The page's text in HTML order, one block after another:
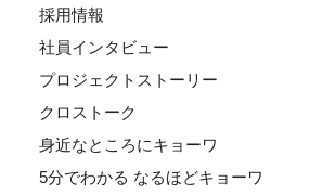
採用情報
社員インタビュー
プロジェクトストーリー
クロストーク
身近なところにキョーワ
5分でわかる なるほどキョーワ